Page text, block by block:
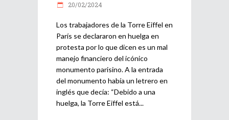
20/02/2024
Los trabajadores de la Torre Eiffel en
París se declararon en huelga en
protesta por lo que dicen es un mal
manejo financiero del icónico
monumento parisino. A la entrada
del monumento había un letrero en
inglés que decía: “Debido a una
huelga, la Torre Eiffel está